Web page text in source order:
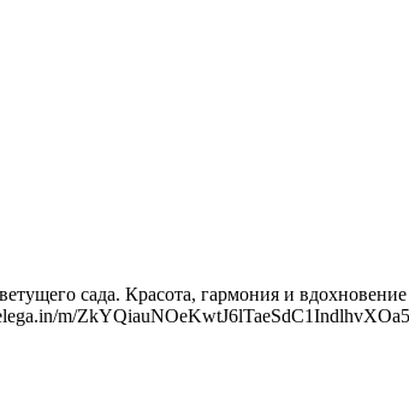
сада. Красота, гармония и
m/